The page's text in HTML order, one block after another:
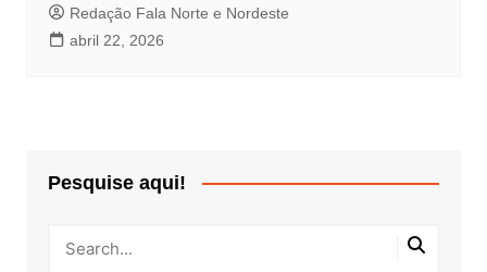
Redação Fala Norte e Nordeste
abril 22, 2026
Pesquise aqui!